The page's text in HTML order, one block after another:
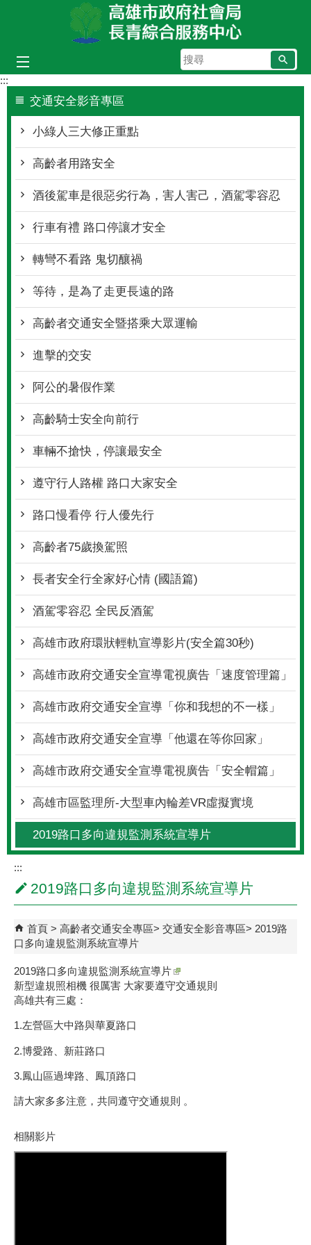
跳到主要內容區塊
搜
尋
:::
交通安全影音專區
小綠人三大修正重點
高齡者用路安全
酒後駕車是很惡劣行為，害人害己，酒駕零容忍
行車有禮 路口停讓才安全
轉彎不看路 鬼切釀禍
等待，是為了走更長遠的路
高齡者交通安全暨搭乘大眾運輸
進擊的交安
阿公的暑假作業
高齡騎士安全向前行
車輛不搶快，停讓最安全
遵守行人路權 路口大家安全
路口慢看停 行人優先行
高齡者75歲換駕照
長者安全行全家好心情 (國語篇)
酒駕零容忍 全民反酒駕
高雄市政府環狀輕軌宣導影片(安全篇30秒)
高雄市政府交通安全宣導電視廣告「速度管理篇」
高雄市政府交通安全宣導「你和我想的不一樣」
高雄市政府交通安全宣導「他還在等你回家」
高雄市政府交通安全宣導電視廣告「安全帽篇」
高雄市區監理所-大型車內輪差VR虛擬實境
2019路口多向違規監測系統宣導片
:::
2019路口多向違規監測系統宣導片
首頁 高齡者交通安全專區 交通安全影音專區
2019路
口多向違規監測系統宣導片
2019路口多向違規監測系統宣導片
新型違規照相機 很厲害 大家要遵守交通規則
高雄共有三處：
1.左營區大中路與華夏路口
2.博愛路、新莊路口
3.鳳山區過埤路、鳳頂路口
請大家多多注意，共同遵守交通規則 。
相關影片